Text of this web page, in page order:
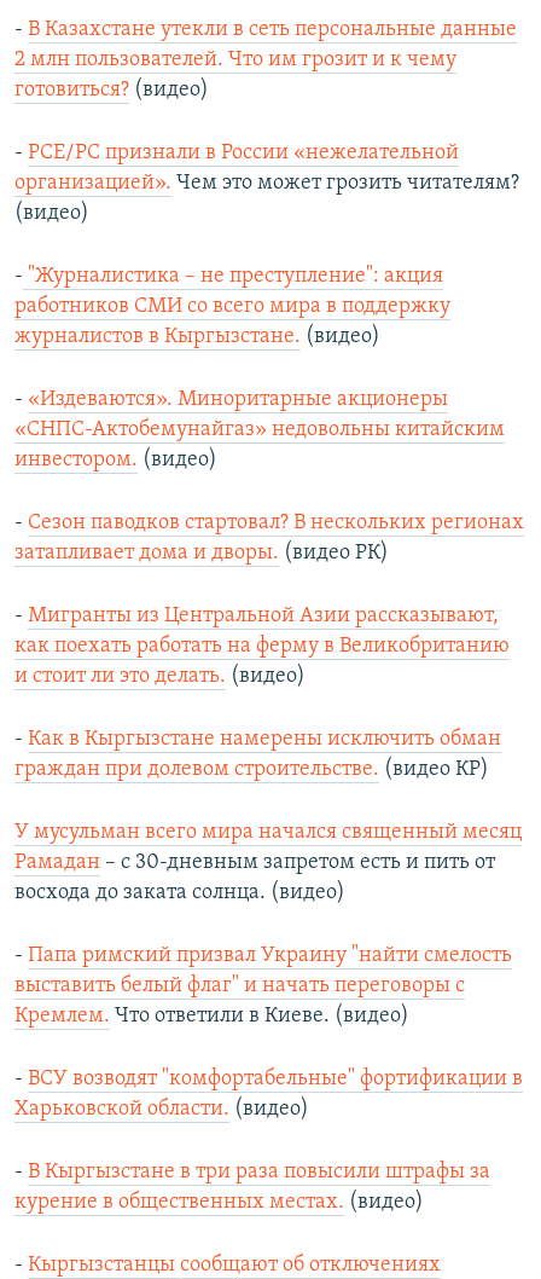
- В Казахстане утекли в сеть персональные данные
2 млн пользователей. Что им грозит и к чему
готовиться? (видео)
- РСЕ/РС признали в России «нежелательной
организацией». Чем это может грозить читателям?
(видео)
- "Журналистика – не преступление": акция
работников СМИ со всего мира в поддержку
журналистов в Кыргызстане. (видео)
- «Издеваются». Миноритарные акционеры
«СНПС-Актобемунайгаз» недовольны китайским
инвестором. (видео)
- Сезон паводков стартовал? В нескольких регионах
затапливает дома и дворы. (видео РК)
- Мигранты из Центральной Азии рассказывают,
как поехать работать на ферму в Великобританию
и стоит ли это делать. (видео)
- Как в Кыргызстане намерены исключить обман
граждан при долевом строительстве. (видео КР)
У мусульман всего мира начался священный месяц
Рамадан – с 30-дневным запретом есть и пить от
восхода до заката солнца. (видео)
- Папа римский призвал Украину "найти смелость
выставить белый флаг" и начать переговоры с
Кремлем. Что ответили в Киеве. (видео)
- ВСУ возводят "комфортабельные" фортификации в
Харьковской области. (видео)
- В Кыргызстане в три раза повысили штрафы за
курение в общественных местах. (видео)
- Кыргызстанцы сообщают об отключениях